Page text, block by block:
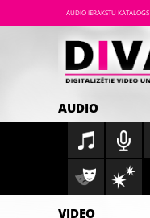
AUDIO IERAKSTU KATALOGS
AUDIO
VIDEO